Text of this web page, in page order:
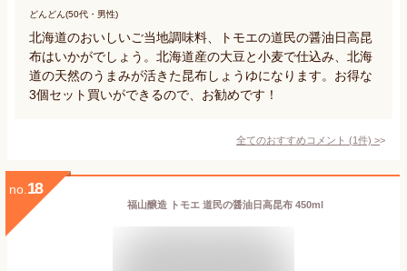
どんどん(50代・男性)
北海道のおいしいご当地調味料、トモエの道民の醤油日高昆
布はいかがでしょう。北海道産の大豆と小麦で仕込み、北海
道の天然のうまみが活きた昆布しょうゆになります。お得な
3個セット買いができるので、お勧めです！
全てのおすすめコメント (1件) >
no. 18
福山醸造 トモエ 道民の醤油日高昆布 450ml